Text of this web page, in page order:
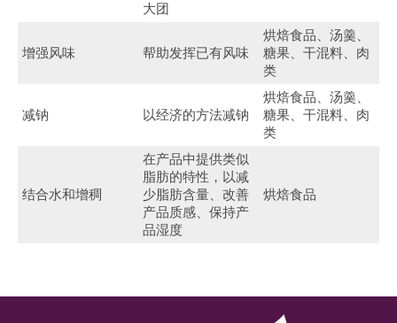
大团
增强风味 帮助发挥已有风味
烘焙食品、汤羹、
糖果、干混料、肉
类
减钠 以经济的方法减钠
烘焙食品、汤羹、
糖果、干混料、肉
类
结合水和增稠
在产品中提供类似
脂肪的特性，以减
少脂肪含量、改善
产品质感、保持产
品湿度
烘焙食品